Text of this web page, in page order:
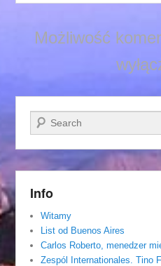
Możliwość
Szukaj
Info
Witamy
List od Buenos Aires
Carlos Roberto, menedzer
Zespól Internationales. Tino